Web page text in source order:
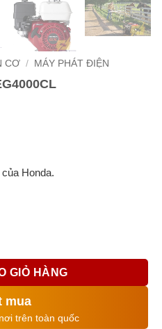
CƠ / MÁY PHÁT ĐIỆN
Honda.
số lượng
GIỎ HÀNG
mua
trên toàn quốc